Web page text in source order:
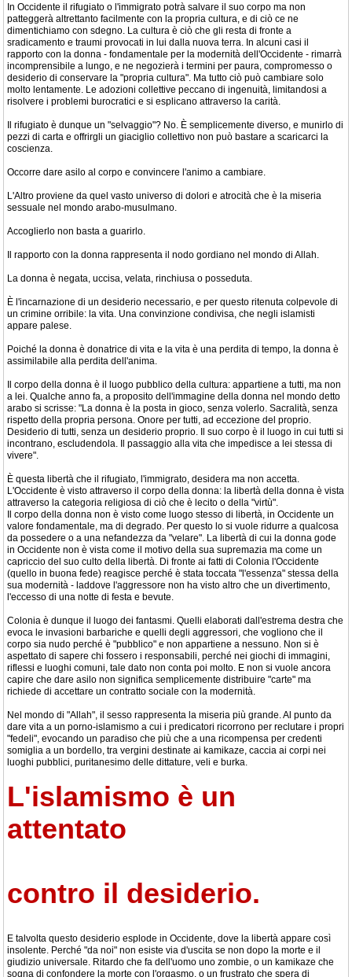
In Occidente il rifugiato o l'immigrato potrà salvare il suo corpo ma non
patteggerà altrettanto facilmente con la propria cultura, e di ciò ce ne
dimentichiamo con sdegno. La cultura è ciò che gli resta di fronte a
sradicamento e traumi provocati in lui dalla nuova terra. In alcuni casi il
rapporto con la donna - fondamentale per la modernità dell'Occidente - rimarrà
incomprensibile a lungo, e ne negozierà i termini per paura, compromesso o
desiderio di conservare la "propria cultura". Ma tutto ciò può cambiare solo
molto lentamente. Le adozioni collettive peccano di ingenuità, limitandosi a
risolvere i problemi burocratici e si esplicano attraverso la carità.
Il rifugiato è dunque un "selvaggio"? No. È semplicemente diverso, e munirlo di
pezzi di carta e offrirgli un giaciglio collettivo non può bastare a scaricarci la
coscienza.
Occorre dare asilo al corpo e convincere l'animo a cambiare.
L'Altro proviene da quel vasto universo di dolori e atrocità che è la miseria
sessuale nel mondo arabo-musulmano.
Accoglierlo non basta a guarirlo.
Il rapporto con la donna rappresenta il nodo gordiano nel mondo di Allah.
La donna è negata, uccisa, velata, rinchiusa o posseduta.
È l'incarnazione di un desiderio necessario, e per questo ritenuta colpevole di
un crimine orribile: la vita. Una convinzione condivisa, che negli islamisti
appare palese.
Poiché la donna è donatrice di vita e la vita è una perdita di tempo, la donna è
assimilabile alla perdita dell'anima.
Il corpo della donna è il luogo pubblico della cultura: appartiene a tutti, ma non
a lei. Qualche anno fa, a proposito dell'immagine della donna nel mondo detto
arabo si scrisse: "La donna è la posta in gioco, senza volerlo. Sacralità, senza
rispetto della propria persona. Onore per tutti, ad eccezione del proprio.
Desiderio di tutti, senza un desiderio proprio. Il suo corpo è il luogo in cui tutti si
incontrano, escludendola. Il passaggio alla vita che impedisce a lei stessa di
vivere".
È questa libertà che il rifugiato, l'immigrato, desidera ma non accetta.
L'Occidente è visto attraverso il corpo della donna: la libertà della donna è vista
attraverso la categoria religiosa di ciò che è lecito o della "virtù".
Il corpo della donna non è visto come luogo stesso di libertà, in Occidente un
valore fondamentale, ma di degrado. Per questo lo si vuole ridurre a qualcosa
da possedere o a una nefandezza da "velare". La libertà di cui la donna gode
in Occidente non è vista come il motivo della sua supremazia ma come un
capriccio del suo culto della libertà. Di fronte ai fatti di Colonia l'Occidente
(quello in buona fede) reagisce perché è stata toccata "l'essenza" stessa della
sua modernità - laddove l'aggressore non ha visto altro che un divertimento,
l'eccesso di una notte di festa e bevute.
Colonia è dunque il luogo dei fantasmi. Quelli elaborati dall'estrema destra che
evoca le invasioni barbariche e quelli degli aggressori, che vogliono che il
corpo sia nudo perché è "pubblico" e non appartiene a nessuno. Non si è
aspettato di sapere chi fossero i responsabili, perché nei giochi di immagini,
riflessi e luoghi comuni, tale dato non conta poi molto. E non si vuole ancora
capire che dare asilo non significa semplicemente distribuire "carte" ma
richiede di accettare un contratto sociale con la modernità.
Nel mondo di "Allah", il sesso rappresenta la miseria più grande. Al punto da
dare vita a un porno-islamismo a cui i predicatori ricorrono per reclutare i propri
"fedeli", evocando un paradiso che più che a una ricompensa per credenti
somiglia a un bordello, tra vergini destinate ai kamikaze, caccia ai corpi nei
luoghi pubblici, puritanesimo delle dittature, veli e burka.
L'islamismo è un
attentato
contro il desiderio.
E talvolta questo desiderio esplode in Occidente, dove la libertà appare così
insolente. Perché "da noi" non esiste via d'uscita se non dopo la morte e il
giudizio universale. Ritardo che fa dell'uomo uno zombie, o un kamikaze che
sogna di confondere la morte con l'orgasmo, o un frustrato che spera di